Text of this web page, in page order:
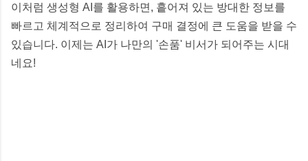
이처럼 생성형 AI를 활용하면, 흩어져 있는 방대한 정보를
빠르고 체계적으로 정리하여 구매 결정에 큰 도움을 받을 수
있습니다. 이제는 AI가 나만의 '손품' 비서가 되어주는 시대
네요!